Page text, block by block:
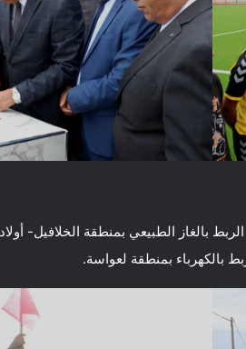
بالغاز الطبيعي بمنطقة الخلافيل-
بالكهرباء بمنطقة لعواسة.